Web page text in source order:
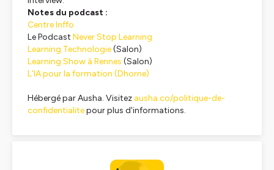
Notes du podcast :
Centre Inffo
Le Podcast Never Stop Learning
Learning Technologie(Salon)
Learning Show à Rennes (Salon)
L'IA pour la formation (Dhorne)
Hébergé par Ausha. Visitez ausha.co/politique-de-
confidentialitepour plus d'informations.